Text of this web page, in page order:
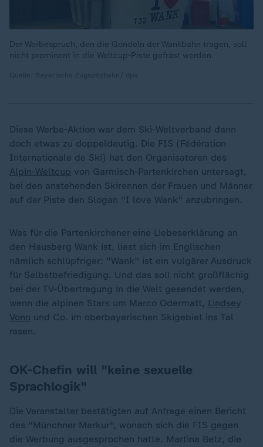
Der Werbespruch, den die Gondeln der Wankbahn tragen, soll
nicht prominent in die Weltcup-Piste gefräst werden.
Diese Werbe-Aktion war dem Ski-Weltverband dann
doch etwas zu doppeldeutig. Die FIS (Fédération
Internationale de Ski) hat den Organisatoren des
Alpin-Weltcup von Garmisch-Partenkirchen untersagt,
bei den anstehenden Skirennen der Frauen und Männer
auf der Piste den Slogan "I love Wank" anzubringen.
Was für die Partenkirchener eine Liebeserklärung an
den Hausberg Wank ist, liest sich im Englischen
nämlich schlüpfriger: "Wank" ist ein vulgärer Ausdruck
für Selbstbefriedigung. Und das soll nicht großflächig
bei der TV-Übertragung in die Welt gesendet werden,
wenn die alpinen Stars um Marco Odermatt, Lindsey
Vonn und Co. im oberbayerischen Skigebiet ins Tal
rasen.
OK-Chefin will "keine sexuelle
Sprachlogik"
Die Veranstalter bestätigten auf Anfrage einen Bericht
des "Münchner Merkur", wonach sich die FIS gegen
die Werbung ausgesprochen hatte. Martina Betz, die